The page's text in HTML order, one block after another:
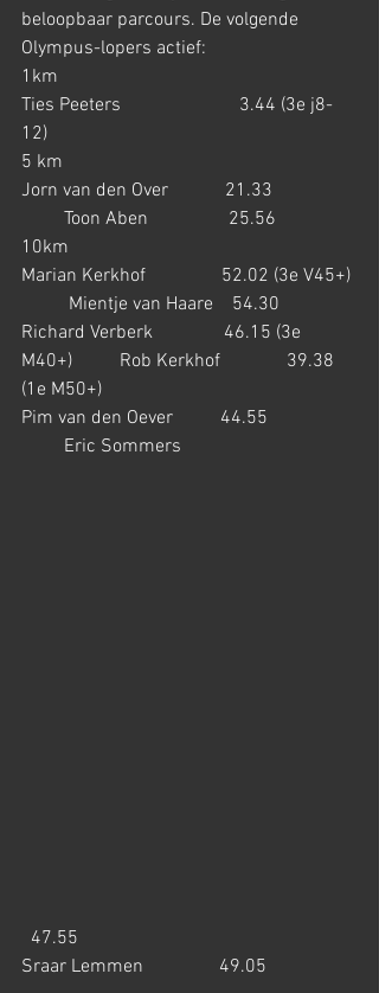
beloopbaar parcours. De volgende
Olympus-lopers actief:
1km
Ties Peeters                         3.44 (3e j8-
12)
5 km
Jorn van den Over            21.33
         Toon Aben                 25.56
10km
Marian Kerkhof                52.02 (3e V45+)
          Mientje van Haare    54.30
Richard Verberk               46.15 (3e
M40+)          Rob Kerkhof              39.38
(1e M50+)
Pim van den Oever          44.55
         Eric Sommers
  47.55
Sraar Lemmen                49.05